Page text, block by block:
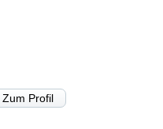
Zum Profil